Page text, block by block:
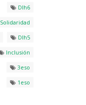
Dlh6
Solidaridad
Dlh5
Inclusión
3eso
1eso